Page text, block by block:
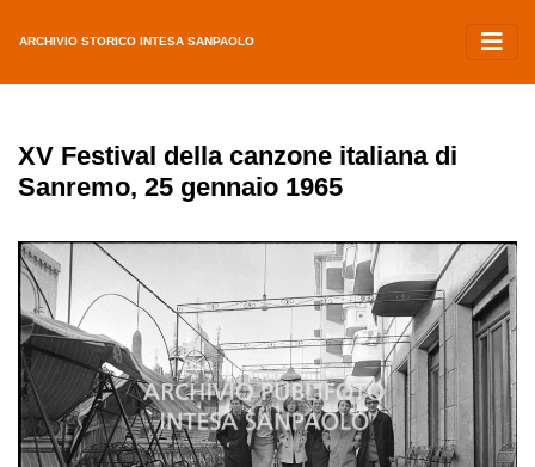
ARCHIVIO STORICO INTESA SANPAOLO
XV Festival della canzone italiana di
Sanremo, 25 gennaio 1965